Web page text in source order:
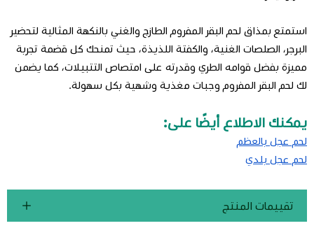
استمتع بمذاق لحم البقر المفروم الطازج والغني بالنكهة المثالية لتحضير
البرجر، الصلصات الغنية، والكفتة اللذيذة، حيث تمنحك كل قضمة تجربة
مميزة بفضل قوامه الطري وقدرته على امتصاص التتبيلات، كما يضمن
لك لحم البقر المفروم وجبات مغذية وشهية بكل سهولة.
يمكنك الاطلاع أيضًا على:
لحم عجل بالعظم
لحم عجل بلدي
تقييمات المنتج